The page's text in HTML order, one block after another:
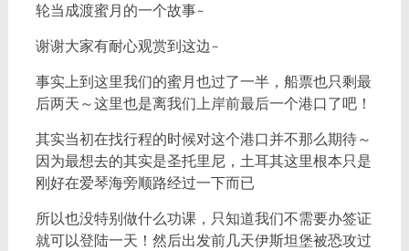
轮当成渡蜜月的一个故事~
谢谢大家有耐心观赏到这边~
事实上到这里我们的蜜月也过了一半，船票也只剩最
后两天～这里也是离我们上岸前最后一个港口了吧！
其实当初在找行程的时候对这个港口并不那么期待～
因为最想去的其实是圣托里尼，土耳其这里根本只是
刚好在爱琴海旁顺路经过一下而已
所以也没特别做什么功课，只知道我们不需要办签证
就可以登陆一天！然后出发前几天伊斯坦堡被恐攻过